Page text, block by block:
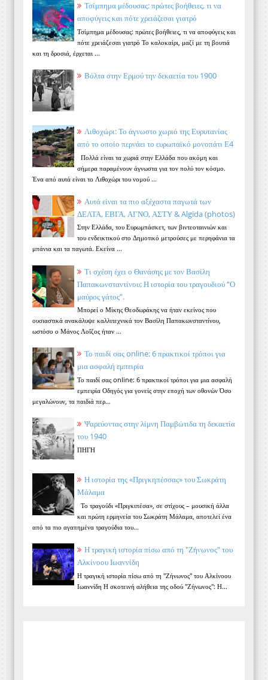
Τσίμπημα μέδουσας: πρώτες βοήθειες, τι να
αποφύγεις και πότε χρειάζεσαι γιατρό
Τσίμπημα μέδουσας: πρώτες βοήθειες, τι να αποφύγεις και
πότε χρειάζεσαι γιατρό Το καλοκαίρι, μαζί με τη βουτιά
και τη δροσιά, έρχεται ...
Βόλτα στην Ερμού την δεκαετία του 1900
Λιθοχώρι: Το άγνωστο χωριό της Ευρυτανίας
από το οποίο περνάει το ευρωπαϊκό μονοπάτι Ε4
Πολλά είναι τα χωριά στην Ελλάδα που ακόμη και
σήμερα παραμένουν άγνωστα για τον πολύ τον κόσμο.
Ένα από αυτά είναι το Λιθοχώρι του νομού ...
Αυτά είναι τα πιο αξέχαστα παγωτά των
ΔΕΛΤΑ, ΕΒΓΑ, ΑΓΝΟ, ΑΣΤΥ & Algida (photos)
Στην Ελλάδα, του Ευρωμπάσκετ, των βιντεοταινιών και
του ενδεικτικού στο Δημοτικό μετρούσες με περηφάνια τα
μπάνια και τα παγωτά. Εκείνα ...
Τι σχέση έχει ο Θανάσης με τον Βασίλη
Παπακωνσταντίνου; Η ιστορία του τραγουδιού “Ο
μαύρος γάτος”.
Μπορεί ο Μίκης Θεοδωράκης να ήταν εκείνος που
ουσιαστικά ανακάλυψε καλλιτεχνικά τον Βασίλη Παπακωνσταντίνου,
ωστόσο ο Μάνος Λοΐζος ήταν ...
Το παιδί σας online: 6 πρακτικοί τρόποι για
μια ασφαλή εμπειρία
Το παιδί σας online: 6 πρακτικοί τρόποι για μια ασφαλή
εμπειρία Οδηγός για γονείς στην εποχή των οθονών Όσο
μεγαλώνουν, τα παιδιά περ...
Ψαρεύοντας στην λίμνη Παμβώτιδα τη δεκαετία
του 1940
ΠΗΓΗ
Η ιστορία της «Πριγκηπέσσας» του Σωκράτη
Μάλαμα
Το τραγούδι «Πριγκιπέσα», σε στίχους – μουσική άλλα
και πρώτη ερμηνεία του Σωκράτη Μάλαμα, αποτελεί ένα
από τα πιο αγαπημένα τραγούδια του...
Η τραγική ιστορία πίσω από τη "Ζήνωνος" του
Αλκίνοου Ιωαννίδη
Η τραγική ιστορία πίσω από τη "Ζήνωνος" του Αλκίνοου
Ιωαννίδη Η σκοτεινή αλήθεια της οδού "Ζήνωνος": Η...